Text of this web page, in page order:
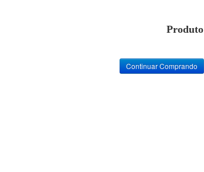
Produto
Continuar Comprando